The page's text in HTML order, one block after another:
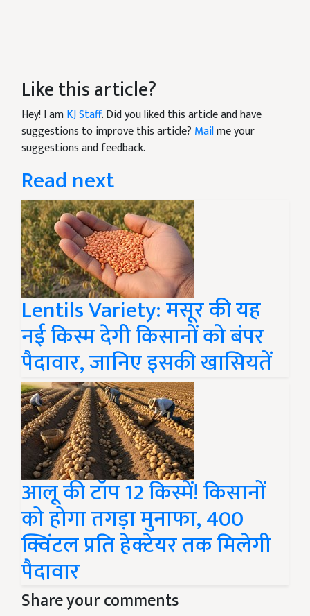
Like this article?
Hey! I amKJ Staff. Did you liked this article and have
suggestions to improve this article? Mailme your
suggestions and feedback.
Read next
Lentils Variety: मसूर की यह
नई किस्म देगी किसानों को बंपर
पैदावार, जानिए इसकी खासियतें
आलू की टॉप 12 किस्में! किसानों
को होगा तगड़ा मुनाफा, 400
क्विंटल प्रति हेक्टेयर तक मिलेगी
पैदावार
Share your comments